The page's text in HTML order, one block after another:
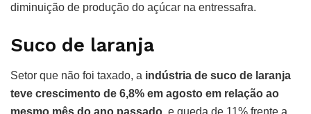
diminuição de produção do açúcar na entressafra.
Suco de laranja
Setor que não foi taxado, a indústria de suco de laranja
teve crescimento de 6,8% em agosto em relação ao